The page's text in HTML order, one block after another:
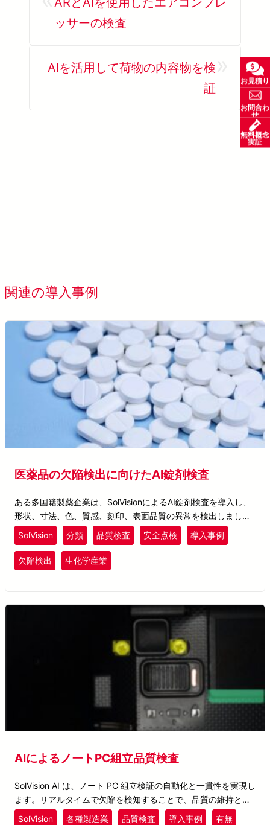
ッサーの検査
AIを活用して荷物の内容物を検
証
関連の導入事例
医薬品の欠陥検出に向けたAI錠剤検査
ある多国籍製薬企業は、SolVisionによるAI錠剤検査を導入し、
形状、寸法、色、質感、刻印、表面品質の異常を検出しまし
た。これにより目視検査の必要性を低減し、新たな欠陥タイプ
に応じたモデル更新が可能になりました。
SolVision 分類 品質検査 安全点検 導入事例
欠陥検出 生化学産業
AIによるノートPC組立品質検査
SolVision AI は、ノート PC 組立検証の自動化と一貫性を実現し
ます。リアルタイムで欠陥を検知することで、品質の維持と生
産プロセスの最適化をサポートします。
SolVision 各種製造業 品質検査 導入事例 有無
お見積り
お問合わ
せ
無料概念
実証